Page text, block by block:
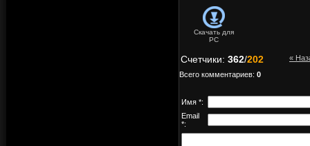
Скачать для
PC
«
Счетчики: 362/202
Всего комментариев: 0
Имя *:
Email
*: